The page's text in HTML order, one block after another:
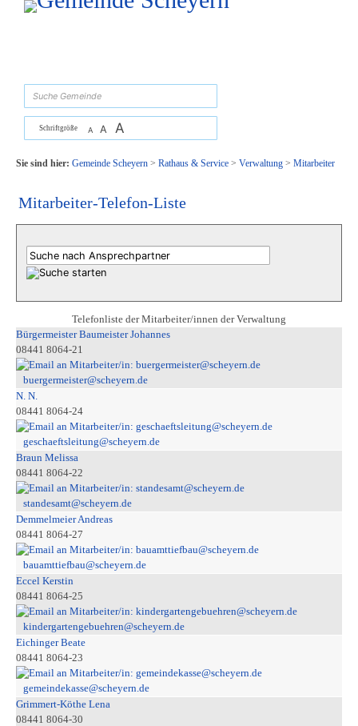
Zum Inhalt, zur Navigationoder zur Startseite springen.
Schriftgröße A A A
Sie sind hier: Gemeinde Scheyern> Rathaus & Service> Verwaltung> Mitarbeiter
Mitarbeiter-Telefon-Liste
Telefonliste der Mitarbeiter/innen der Verwaltung
Bürgermeister Baumeister Johannes
08441 8064-21
buergermeister@scheyern.de
N. N.
08441 8064-24
geschaeftsleitung@scheyern.de
Braun Melissa
08441 8064-22
standesamt@scheyern.de
Demmelmeier Andreas
08441 8064-27
bauamttiefbau@scheyern.de
Eccel Kerstin
08441 8064-25
kindergartengebuehren@scheyern.de
Eichinger Beate
08441 8064-23
gemeindekasse@scheyern.de
Grimmert-Köthe Lena
08441 8064-30